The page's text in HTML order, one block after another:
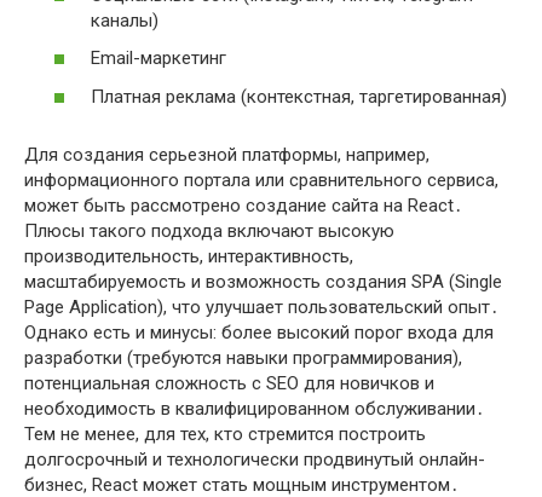
каналы)
Email-маркетинг
Платная реклама (контекстная, таргетированная)
Для создания серьезной платформы, например,
информационного портала или сравнительного сервиса,
может быть рассмотрено создание сайта на React․
Плюсы такого подхода включают высокую
производительность, интерактивность,
масштабируемость и возможность создания SPA (Single
Page Application), что улучшает пользовательский опыт․
Однако есть и минусы: более высокий порог входа для
разработки (требуются навыки программирования),
потенциальная сложность с SEO для новичков и
необходимость в квалифицированном обслуживании․
Тем не менее, для тех, кто стремится построить
долгосрочный и технологически продвинутый онлайн-
бизнес, React может стать мощным инструментом․